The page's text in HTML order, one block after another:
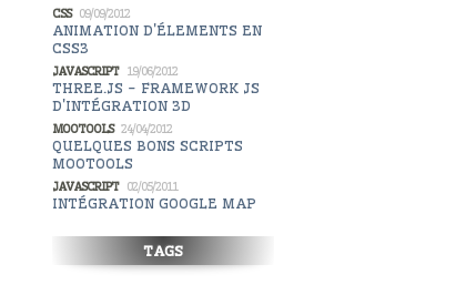
CSS09/09/2012
ANIMATION D'ÉLEMENTS EN
CSS3
JAVASCRIPT19/06/2012
THREE.JS - FRAMEWORK JS
D'INTÉGRATION 3D
MOOTOOLS24/04/2012
QUELQUES BONS SCRIPTS
MOOTOOLS
JAVASCRIPT02/05/2011
INTÉGRATION GOOGLE MAP
TAGS